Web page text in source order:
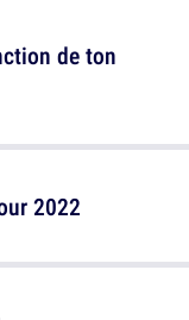
de ton
2022